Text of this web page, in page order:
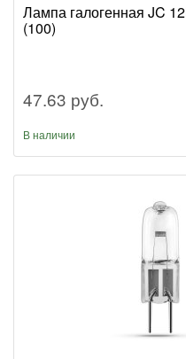
Лампа галогенная JC
(100)
47.63 руб.
В наличии